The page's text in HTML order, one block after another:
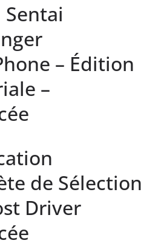
– Édition
–
de Sélection
Driver